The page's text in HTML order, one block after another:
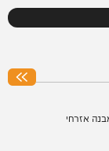
אזרחי